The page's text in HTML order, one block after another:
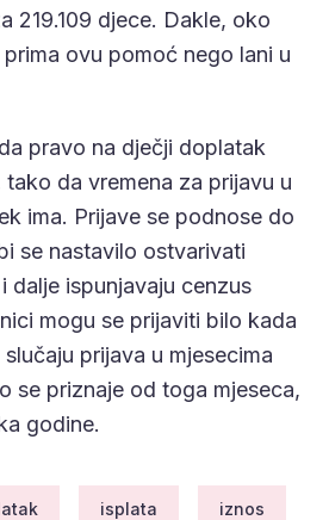
219.109 djece. Dakle, oko
ovu pomoć nego lani u
pravo na dječji doplatak
da vremena za prijavu u
ima. Prijave se podnose do
se nastavilo ostvarivati
dalje ispunjavaju cenzus
mogu se prijaviti bilo kada
prijava u mjesecima
se priznaje od toga mjeseca,
godine.
isplata iznos